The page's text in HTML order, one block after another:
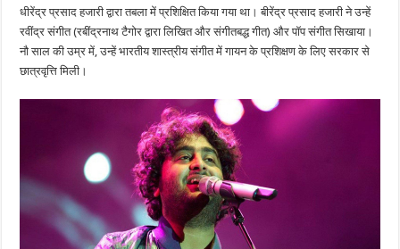
धीरेंद्र प्रसाद हजारी द्वारा तबला में प्रशिक्षित किया गया था। बीरेंद्र प्रसाद हजारी ने उन्हें
रवींद्र संगीत (रबींद्रनाथ टैगोर द्वारा लिखित और संगीतबद्ध गीत) और पॉप संगीत सिखाया।
नौ साल की उम्र में, उन्हें भारतीय शास्त्रीय संगीत में गायन के प्रशिक्षण के लिए सरकार से
छात्रवृत्ति मिली।